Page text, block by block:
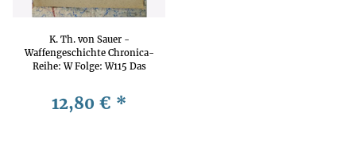
K. Th. von Sauer -
Waffengeschichte Chronica-
Reihe: W Folge: W115 Das
Waffengeschichte,
12,80 € *